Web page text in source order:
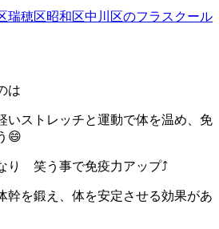
は
いストレッチと運動で体を温め、免
😄
り 笑う事で免疫力アップ⤴️
幹を鍛え、体を安定させる効果があ